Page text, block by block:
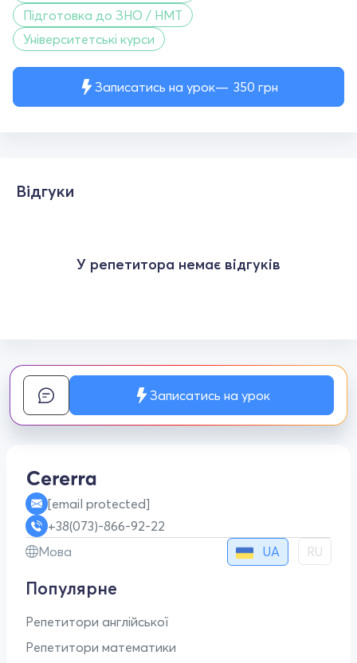
Записатись на урок 350 грн
Підготовка до ЗНО / НМТ
Університетські курси
Відгуки
У репетитора немає відгуків
Записатись на урок
[email protected]
+38(073)-866-92-22
Мова
UA RU
Популярне
Репетитори англійської
Репетитори математики